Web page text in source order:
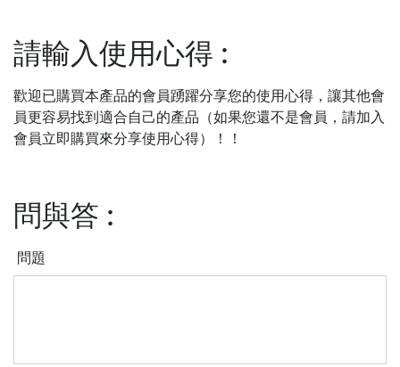
請輸入使用心得 :
歡迎已購買本產品的會員踴躍分享您的使用心得，讓其他會
員更容易找到適合自己的產品（如果您還不是會員，請加入
會員立即購買來分享使用心得）！！
問與答 :
問題